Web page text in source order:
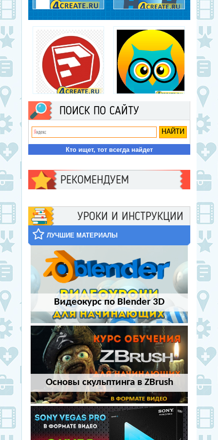
Графические редакторы
Графические редакторы
Google SketchUp
Графические редакторы,
Movavi ФотоФОКУС
Графические редакторы,
ПОИСК ПО САЙТУ
Кто ищет, тот всегда найдет
РЕКОМЕНДУЕМ
УРОКИ И ИНСТРУКЦИИ
ЛУЧШИЕ МАТЕРИАЛЫ
Видеокурс по Blender 3D
Основы скульптинга в ZBrush